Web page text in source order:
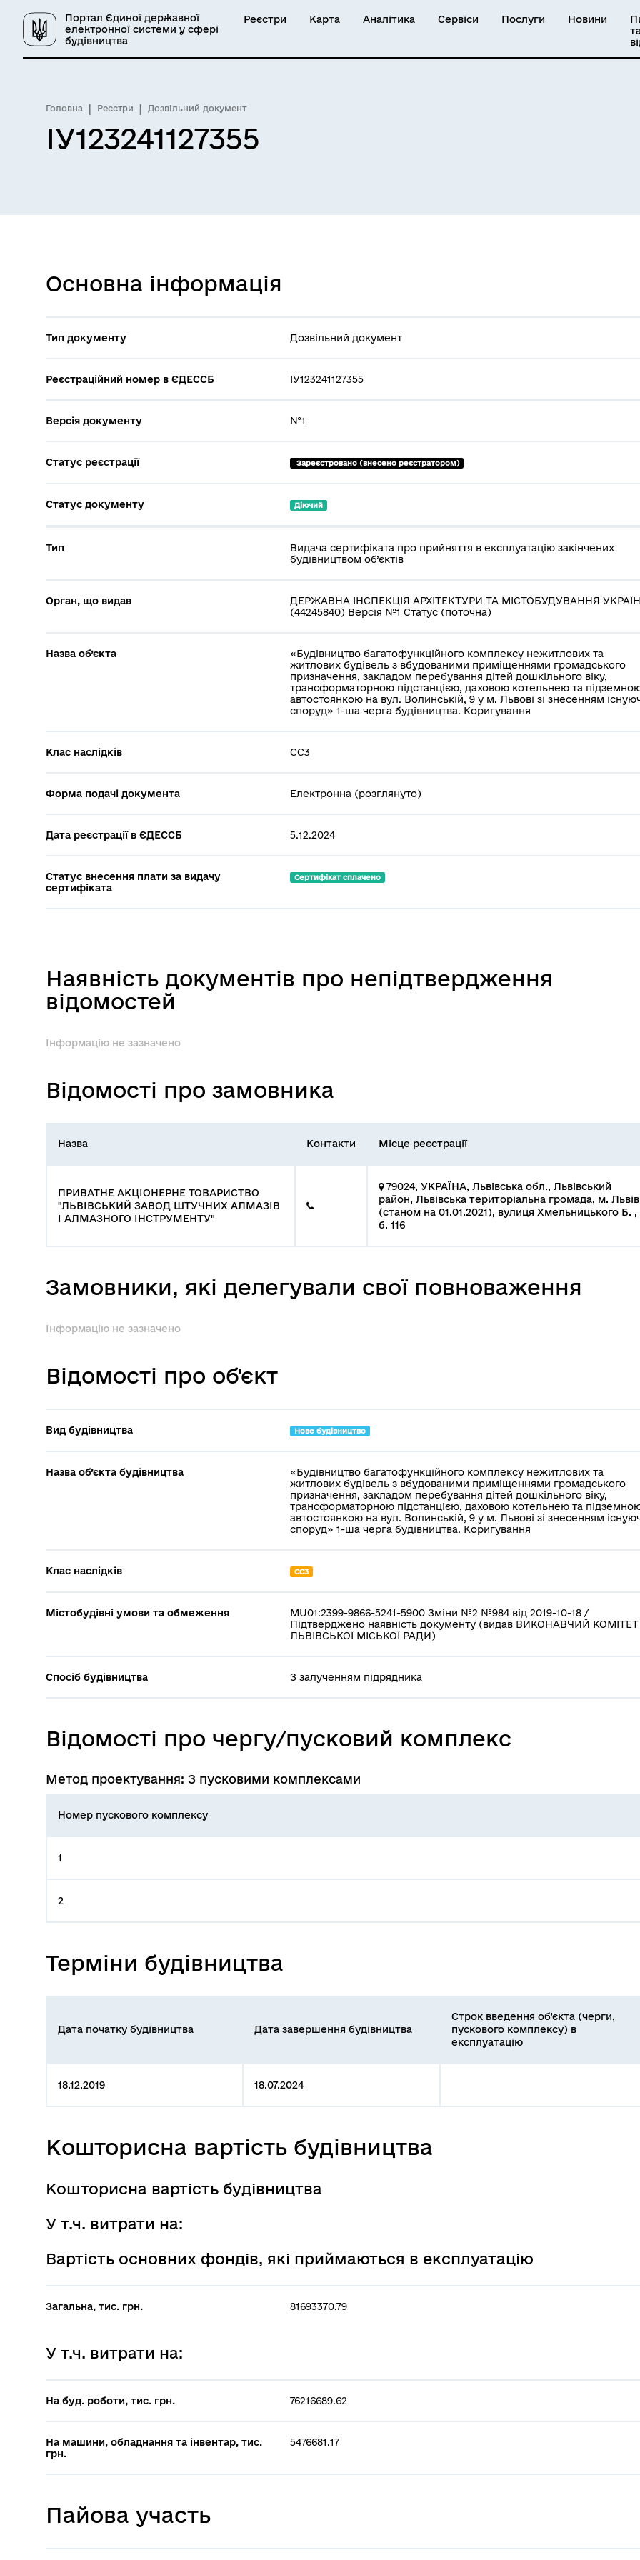
Портал Єдиної державної
електронної системи у сфері
будівництва
Реєстри Карта Аналітика Сервіси Послуги Новини
Головна Реєстри Дозвільний документ
ІУ123241127355
Основна інформація
Тип документу Дозвільний документ
Реєстраційний номер в ЄДЕССБ ІУ123241127355
Версія документу №1
Статус реєстрації Зареєстровано (внесено реєстратором)
Статус документу Діючий
Тип
Видача сертифіката про прийняття в експлуатацію закінчених
будівництвом об’єктів
Орган, що видав
ДЕРЖАВНА ІНСПЕКЦІЯ АРХІТЕКТУРИ ТА МІСТОБУДУВАННЯ
(44245840) Версія №1 Статус (поточна)
Назва об’єкта
«Будівництво багатофункційного комплексу нежитлових та
житлових будівель з вбудованими приміщеннями громадського
призначення, закладом перебування дітей дошкільного віку,
трансформаторною підстанцією, даховою котельнею та
автостоянкою на вул. Волинській, 9 у м. Львові зі знесенням
споруд» 1-ша черга будівництва. Коригування
Клас наслідків СС3
Форма подачі документа Електронна (розглянуто)
Дата реєстрації в ЄДЕССБ 5.12.2024
Статус внесення плати за видачу
сертифіката
Сертифікат сплачено
Наявність документів про непідтвердження
відомостей
Інформацію не зазначено
Відомості про замовника
Назва Контакти Місце реєстрації
ПРИВАТНЕ АКЦІОНЕРНЕ ТОВАРИСТВО
"ЛЬВІВСЬКИЙ ЗАВОД ШТУЧНИХ АЛМАЗІВ
І АЛМАЗНОГО ІНСТРУМЕНТУ"
79024, УКРАЇНА, Львівська обл., Львівський
район, Львівська територіальна громада, м. Львів
(станом на 01.01.2021), вулиця Хмельницького Б. ,
б. 116
Замовники, які делегували свої повноваження
Інформацію не зазначено
Відомості про об'єкт
Вид будівництва Нове будівництво
Назва об’єкта будівництва
«Будівництво багатофункційного комплексу нежитлових та
житлових будівель з вбудованими приміщеннями громадського
призначення, закладом перебування дітей дошкільного віку,
трансформаторною підстанцією, даховою котельнею та
автостоянкою на вул. Волинській, 9 у м. Львові зі знесенням
споруд» 1-ша черга будівництва. Коригування
Клас наслідків СС3
Містобудівні умови та обмеження
MU01:2399-9866-5241-5900 Зміни №2 №984 від 2019-10-18 /
Підтверджено наявність документу (видав ВИКОНАВЧИЙ КОМІТЕТ
ЛЬВІВСЬКОЇ МІСЬКОЇ РАДИ)
Спосіб будівництва З залученням підрядника
Відомості про чергу/пусковий комплекс
Метод проектування: З пусковими комплексами
Номер пускового комплексу
1
2
Терміни будівництва
Дата початку будівництва Дата завершення будівництва
Строк введення об’єкта (черги,
пускового комплексу) в
експлуатацію
18.12.2019 18.07.2024
Кошторисна вартість будівництва
Кошторисна вартість будівництва
У т.ч. витрати на:
Вартість основних фондів, які приймаються в експлуатацію
Загальна, тис. грн. 81693370.79
У т.ч. витрати на:
На буд. роботи, тис. грн. 76216689.62
На машини, обладнання та інвентар, тис.
грн.
5476681.17
Пайова участь